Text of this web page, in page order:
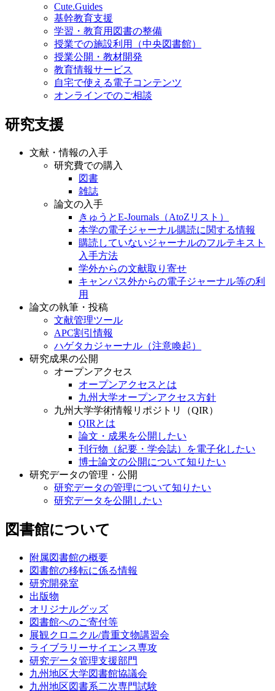
Cute.Guides
基幹教育支援
学習・教育用図書の整備
授業での施設利用（中央図書館）
授業公開・教材開発
教育情報サービス
自宅で使える電子コンテンツ
オンラインでのご相談
研究支援
文献・情報の入手
研究費での購入
図書
雑誌
論文の入手
きゅうとE-Journals（AtoZリスト）
本学の電子ジャーナル購読に関する情報
購読していないジャーナルのフルテキスト
入手方法
学外からの文献取り寄せ
キャンパス外からの電子ジャーナル等の利
用
論文の執筆・投稿
文献管理ツール
APC割引情報
ハゲタカジャーナル（注意喚起）
研究成果の公開
オープンアクセス
オープンアクセスとは
九州大学オープンアクセス方針
九州大学学術情報リポジトリ（QIR）
QIRとは
論文・成果を公開したい
刊行物（紀要・学会誌）を電子化したい
博士論文の公開について知りたい
研究データの管理・公開
研究データの管理について知りたい
研究データを公開したい
図書館について
附属図書館の概要
図書館の移転に係る情報
研究開発室
出版物
オリジナルグッズ
図書館へのご寄付等
展観クロニクル/貴重文物講習会
ライブラリーサイエンス専攻
研究データ管理支援部門
九州地区大学図書館協議会
九州地区図書系二次専門試験